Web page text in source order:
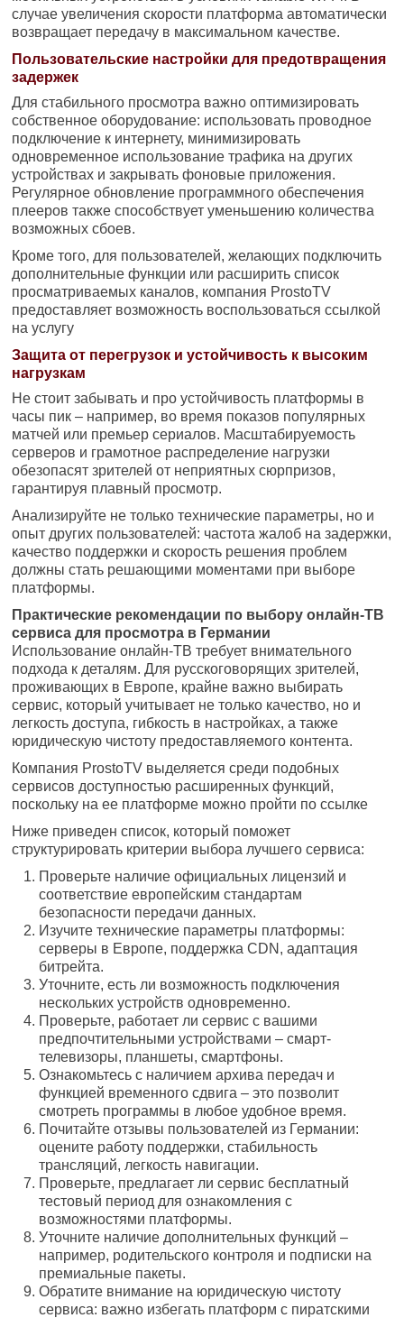
случае увеличения скорости платформа автоматически
возвращает передачу в максимальном качестве.
Пользовательские настройки для предотвращения
задержек
Для стабильного просмотра важно оптимизировать
собственное оборудование: использовать проводное
подключение к интернету, минимизировать
одновременное использование трафика на других
устройствах и закрывать фоновые приложения.
Регулярное обновление программного обеспечения
плееров также способствует уменьшению количества
возможных сбоев.
Кроме того, для пользователей, желающих подключить
дополнительные функции или расширить список
просматриваемых каналов, компания ProstoTV
предоставляет возможность воспользоваться ссылкой
на услугу
Защита от перегрузок и устойчивость к высоким
нагрузкам
Не стоит забывать и про устойчивость платформы в
часы пик – например, во время показов популярных
матчей или премьер сериалов. Масштабируемость
серверов и грамотное распределение нагрузки
обезопасят зрителей от неприятных сюрпризов,
гарантируя плавный просмотр.
Анализируйте не только технические параметры, но и
опыт других пользователей: частота жалоб на задержки,
качество поддержки и скорость решения проблем
должны стать решающими моментами при выборе
платформы.
Практические рекомендации по выбору онлайн-ТВ
сервиса для просмотра в Германии
Использование онлайн-ТВ требует внимательного
подхода к деталям. Для русскоговорящих зрителей,
проживающих в Европе, крайне важно выбирать
сервис, который учитывает не только качество, но и
легкость доступа, гибкость в настройках, а также
юридическую чистоту предоставляемого контента.
Компания ProstoTV выделяется среди подобных
сервисов доступностью расширенных функций,
поскольку на ее платформе можно пройти по ссылке
Ниже приведен список, который поможет
структурировать критерии выбора лучшего сервиса:
Проверьте наличие официальных лицензий и
соответствие европейским стандартам
безопасности передачи данных.
Изучите технические параметры платформы:
серверы в Европе, поддержка CDN, адаптация
битрейта.
Уточните, есть ли возможность подключения
нескольких устройств одновременно.
Проверьте, работает ли сервис с вашими
предпочтительными устройствами – смарт-
телевизоры, планшеты, смартфоны.
Ознакомьтесь с наличием архива передач и
функцией временного сдвига – это позволит
смотреть программы в любое удобное время.
Почитайте отзывы пользователей из Германии:
оцените работу поддержки, стабильность
трансляций, легкость навигации.
Проверьте, предлагает ли сервис бесплатный
тестовый период для ознакомления с
возможностями платформы.
Уточните наличие дополнительных функций –
например, родительского контроля и подписки на
премиальные пакеты.
Обратите внимание на юридическую чистоту
сервиса: важно избегать платформ с пиратскими